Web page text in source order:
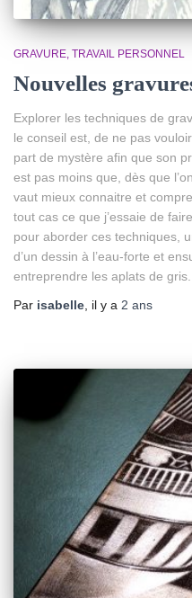
GRAVURE TRAVAIL PERSONNEL
Nouvelles
Explorer les techniques de
le conseil est, de ne pas
part de mystère afin que son
est pas moins que, dès que
vaut mieux connaitre et
tout cas ce que j’essaie de
pour aborder ces techniques,
d’un dessin à l’eau-forte et
entreprendre les aplats de
Par isabelle , il y a 2 ans